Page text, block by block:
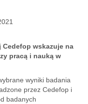
wskazuje na
pracą i nauką w
wyniki badania
przez Cedefop i
badanych